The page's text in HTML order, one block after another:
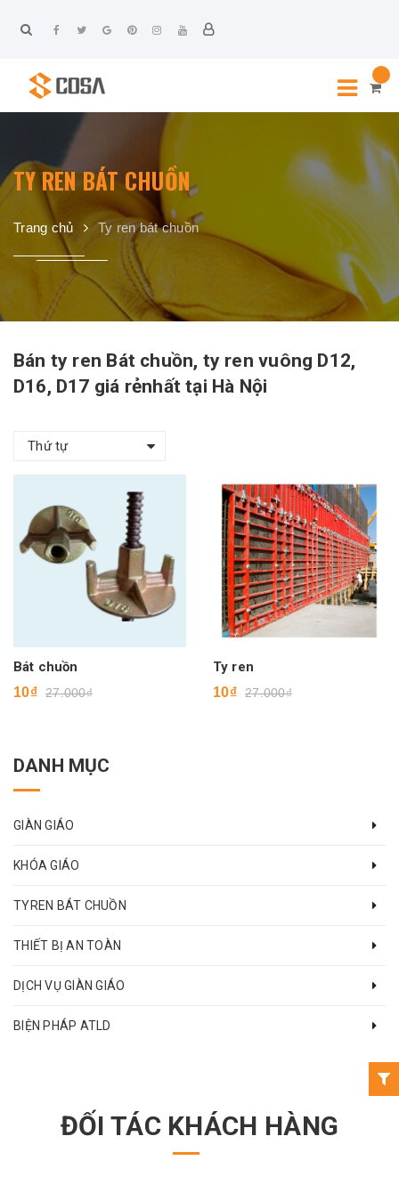
TY REN BÁT CHUỒN
Trang chủ Ty ren bát chuồn
Bán ty ren Bát chuồn, ty ren vuông D12,
D16, D17 giá rẻnhất tại Hà Nội
Thứ tự
Bát chuồn
10₫ 27.000₫
Ty ren
10₫ 27.000₫
DANH MỤC
GIÀN GIÁO
KHÓA GIÁO
TYREN BÁT CHUỒN
THIẾT BỊ AN TOÀN
DỊCH VỤ GIÀN GIÁO
BIỆN PHÁP ATLD
ĐỐI TÁC KHÁCH HÀNG